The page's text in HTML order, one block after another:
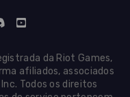
da Riot Games,
afiliados, associados
Todos os direitos